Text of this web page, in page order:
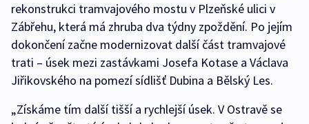
rekonstrukci tramvajového mostu v Plzeňské ulici v
Zábřehu, která má zhruba dva týdny zpoždění. Po jejím
dokončení začne modernizovat další část tramvajové
trati – úsek mezi zastávkami Josefa Kotase a Václava
Jiřikovského na pomezí sídlišť Dubina a Bělský Les.
„Získáme tím další tišší a rychlejší úsek. V Ostravě se